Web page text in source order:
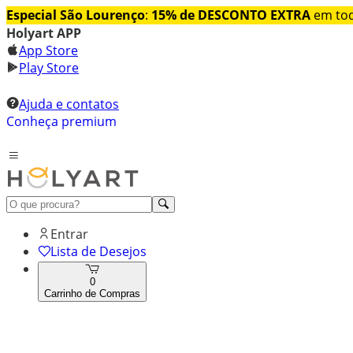
Especial São Lourenço: 15% de DESCONTO EXTRA em
Holyart APP
App Store
Play Store
Ajuda e contatos
Conheça premium
Entrar
Lista de Desejos
0
Carrinho de Compras